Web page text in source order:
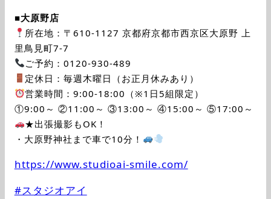
■大原野店
所在地：〒610-1127 京都府京都市西京区大原野 上
里鳥見町7-7
ご予約：0120-930-489
定休日：毎週木曜日（お正月休みあり）
営業時間：9:00-18:00（※1日5組限定）
①9:00～ ②11:00～ ③13:00～ ④15:00～ ⑤17:00～
★出張撮影もOK！
・大原野神社まで車で10分！
https://www.studioai-smile.com/
#スタジオアイ